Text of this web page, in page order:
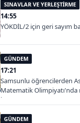
SINAVLAR VE YERLEŞTİRME
14:55
YÖKDİL/2 için geri sayım
GÜNDEM
17:21
Samsunlu öğrencilerden
Matematik Olimpiyatı'nda
başarısı
GÜNDEM